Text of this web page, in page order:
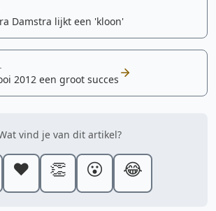
Damstra lijkt een 'kloon'
2012 een groot succes
vind je van dit artikel?
❤️ 👏 😮 😂